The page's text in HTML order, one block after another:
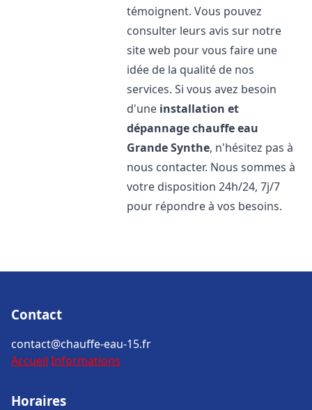
témoignent. Vous pouvez
consulter leurs avis sur notre
site web pour vous faire une
idée de la qualité de nos
services. Si vous avez besoin
d'une installation et
dépannage chauffe eau
Grande Synthe, n'hésitez pas à
nous contacter. Nous sommes à
votre disposition 24h/24, 7j/7
pour répondre à vos besoins.
Contact
contact@chauffe-eau-15.fr
Accueil Informations
Horaires